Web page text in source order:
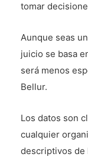
tomar
Aunque seas
juicio se basa
será menos
Bellur.
Los datos son
cualquier
descriptivos de